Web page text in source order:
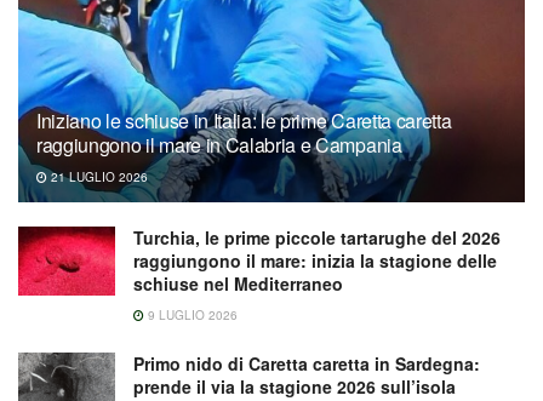
Iniziano le schiuse in Italia: le prime Caretta caretta
raggiungono il mare in Calabria e Campania
21 LUGLIO 2026
Turchia, le prime piccole tartarughe del 2026
raggiungono il mare: inizia la stagione delle
schiuse nel Mediterraneo
9 LUGLIO 2026
Primo nido di Caretta caretta in Sardegna:
prende il via la stagione 2026 sull’isola